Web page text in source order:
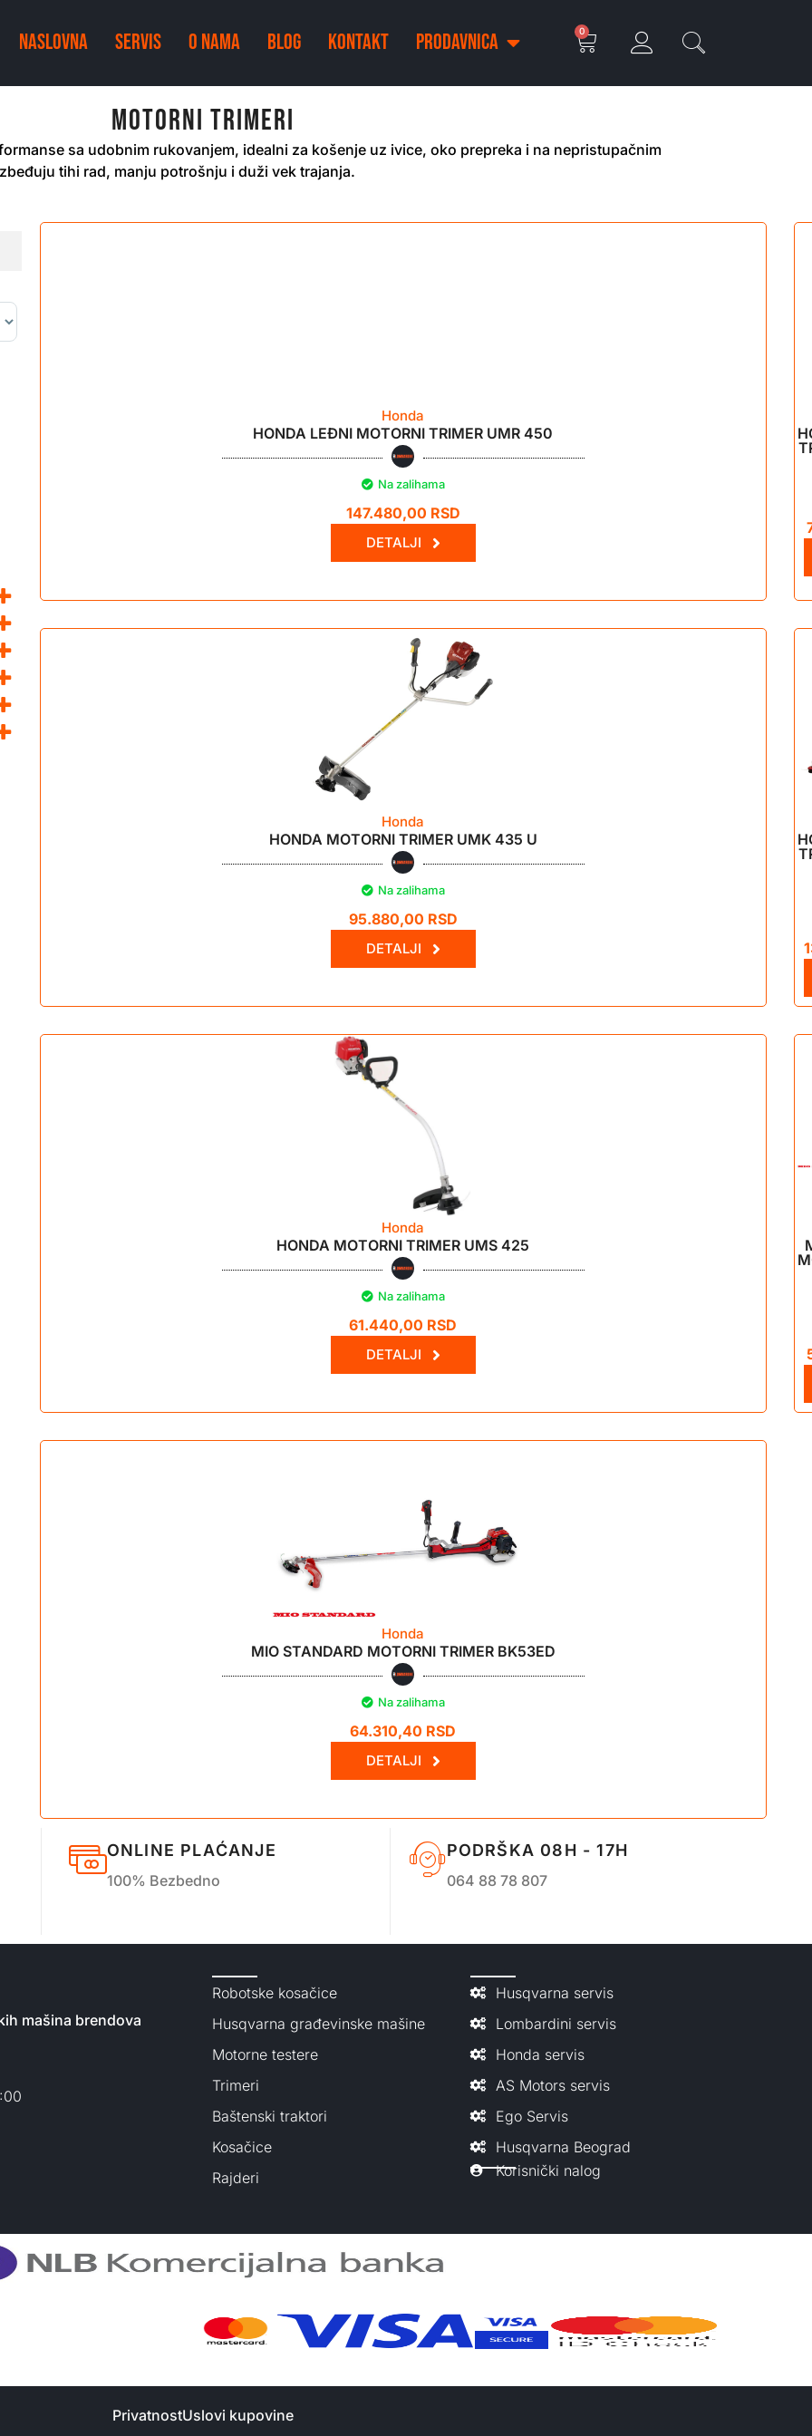
NASLOVNA SERVIS O NAMA BLOG KONTAKT PRODAVNICA 0
Motorni trimeri
sa udobnim rukovanjem, idealni za košenje uz ivice, oko prepreka i na nepristupačnim
tihi rad, manju potrošnju i duži vek trajanja.
Honda
HONDA LEĐNI MOTORNI TRIMER UMR 450
Na zalihama
147.480,00 RSD
DETALJI
Honda
HONDA MOTORNI TRIMER UMK 435 U
Na zalihama
95.880,00 RSD
DETALJI
Honda
HONDA MOTORNI TRIMER UMS 425
Na zalihama
61.440,00 RSD
DETALJI
Honda
MIO STANDARD MOTORNI TRIMER BK53ED
Na zalihama
64.310,40 RSD
DETALJI
ONLINE PLAĆANJE
100% Bezbedno
PODRŠKA 08H - 17H
064 88 78 807
mašina brendova
Robotske kosačice
Husqvarna građevinske mašine
Motorne testere
Trimeri
Baštenski traktori
Kosačice
Rajderi
Husqvarna servis
Lombardini servis
Honda servis
AS Motors servis
Ego Servis
Husqvarna Beograd
Korisnički nalog
PrivatnostUslovi kupovine